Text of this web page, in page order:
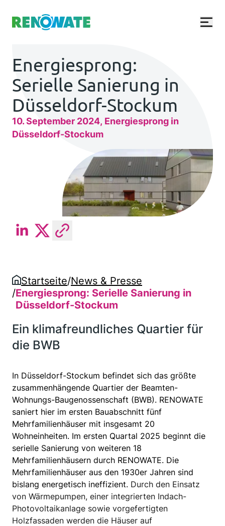
10. September 2024 Energiesprong in
Düsseldorf-Stockum
Energiesprong:
Serielle Sanierung in
Düsseldorf-Stockum
Startseite/News & Presse
/Energiesprong: Serielle Sanierung in
Düsseldorf-Stockum
Ein klimafreundliches Quartier für
die BWB
In Düsseldorf-Stockum befindet sich das größte
zusammenhängende Quartier der Beamten-
Wohnungs-Baugenossenschaft (BWB). RENOWATE
saniert hier im ersten Bauabschnitt fünf
Mehrfamilienhäuser mit insgesamt 20
Wohneinheiten. Im ersten Quartal 2025 beginnt die
serielle Sanierung von weiteren 18
Mehrfamilienhäusern durch RENOWATE. Die
Mehrfamilienhäuser aus den 1930er Jahren sind
bislang energetisch ineffizient. Durch den Einsatz
von Wärmepumpen, einer integrierten Indach-
Photovoltaikanlage sowie vorgefertigten
Holzfassaden werden die Häuser auf